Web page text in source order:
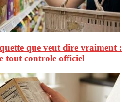
que veut dire vraiment :
tout controle officiel